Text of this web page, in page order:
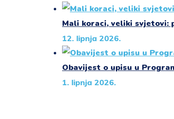
Mali koraci, veliki svjetovi:
12. lipnja 2026.
Obavijest o upisu u
1. lipnja 2026.